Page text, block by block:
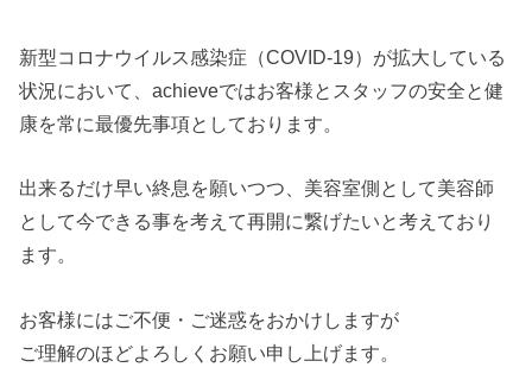
新型コロナウイルス感染症（COVID-19）が拡大している
状況において、achieveではお客様とスタッフの安全と健
康を常に最優先事項としております。
出来るだけ早い終息を願いつつ、美容室側として美容師
として今できる事を考えて再開に繋げたいと考えており
ます。
お客様にはご不便・ご迷惑をおかけしますが
ご理解のほどよろしくお願い申し上げます。